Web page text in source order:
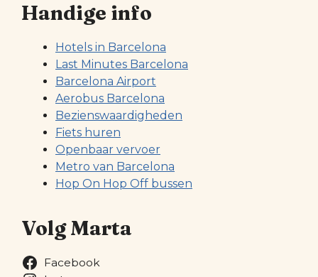
Handige info
Hotels in Barcelona
Last Minutes Barcelona
Barcelona Airport
Aerobus Barcelona
Bezienswaardigheden
Fiets huren
Openbaar vervoer
Metro van Barcelona
Hop On Hop Off bussen
Volg Marta
Facebook